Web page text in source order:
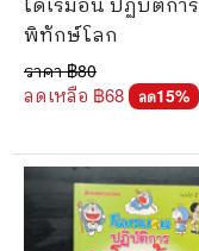
พิทักษ์โลก
ราคา ฿80
ลดเหลือ ฿68 ลด15%